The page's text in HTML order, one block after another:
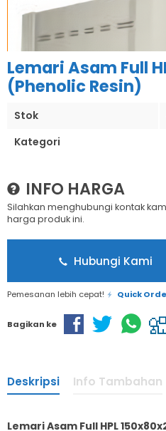
Lemari Asam Full
(Phenolic Resin)
Stok
Kategori
INFO HARGA
Silahkan menghubungi kontak
harga produk ini.
Hubungi Kami
Pemesanan lebih cepat! Quick
Bagikan ke
Deskripsi Info Tambahan
Lemari Asam Full HPL